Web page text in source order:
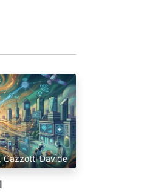
Gazzotti Davide